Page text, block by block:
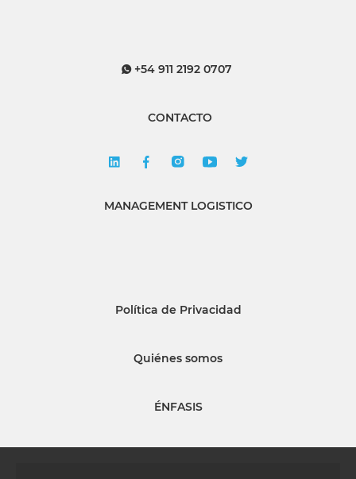
+54 911 2192 0707
CONTACTO
MANAGEMENT LOGISTICO
Política de Privacidad
Quiénes somos
ÉNFASIS